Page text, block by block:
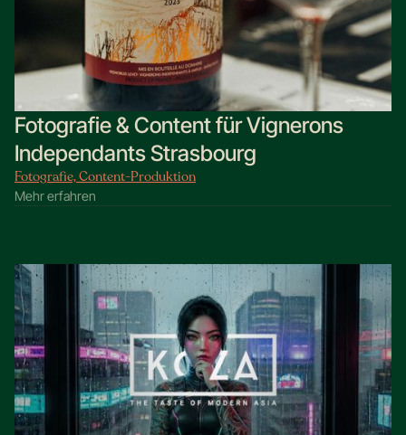
Fotografie & Content für Vignerons
Independants Strasbourg
Fotografie, Content-Produktion
Mehr erfahren